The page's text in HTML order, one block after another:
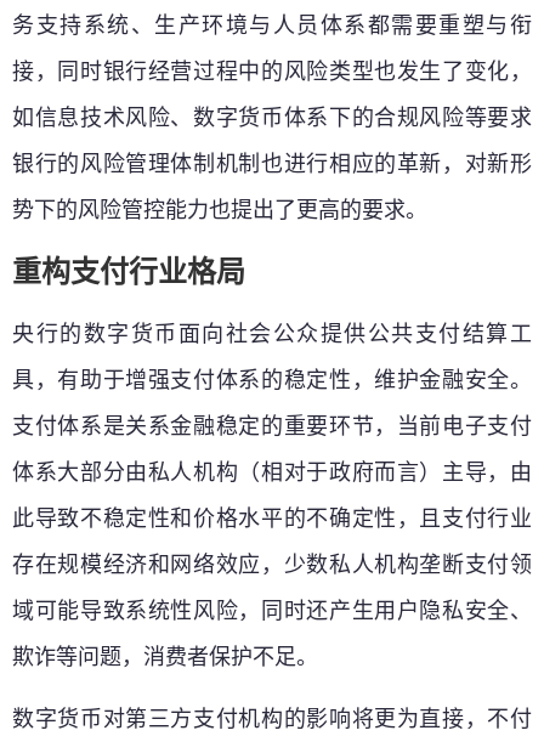
务支持系统、生产环境与人员体系都需要重塑与衔
接，同时银行经营过程中的风险类型也发生了变化，
如信息技术风险、数字货币体系下的合规风险等要求
银行的风险管理体制机制也进行相应的革新，对新形
势下的风险管控能力也提出了更高的要求。
重构支付行业格局
央行的数字货币面向社会公众提供公共支付结算工
具，有助于增强支付体系的稳定性，维护金融安全。
支付体系是关系金融稳定的重要环节，当前电子支付
体系大部分由私人机构（相对于政府而言）主导，由
此导致不稳定性和价格水平的不确定性，且支付行业
存在规模经济和网络效应，少数私人机构垄断支付领
域可能导致系统性风险，同时还产生用户隐私安全、
欺诈等问题，消费者保护不足。
数字货币对第三方支付机构的影响将更为直接，不付